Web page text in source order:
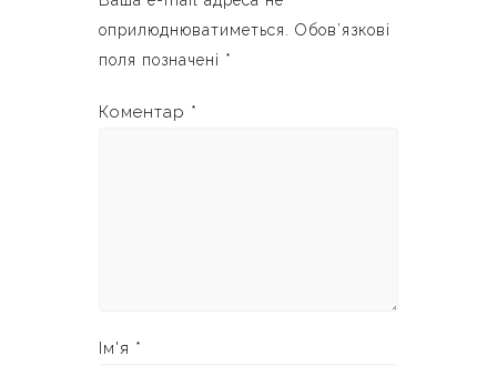
оприлюднюватиметься. Обов’язкові
поля позначені *
Коментар *
Ім'я *